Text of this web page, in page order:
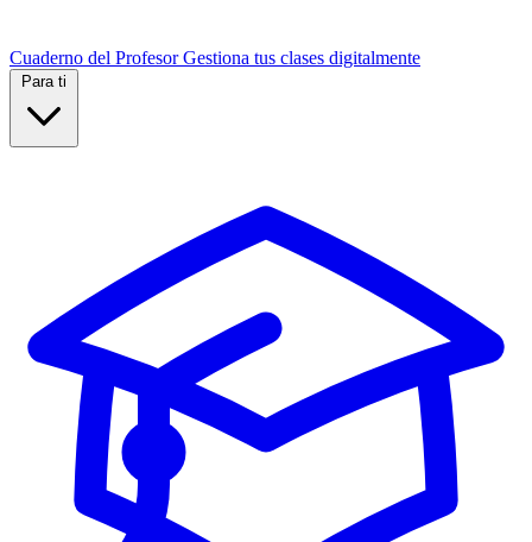
Cuaderno del Profesor Gestiona tus clases digitalmente